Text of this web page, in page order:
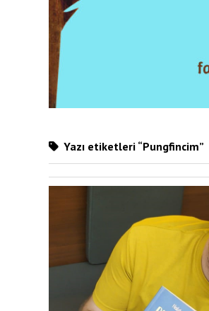
Yazı etiketleri “Pungfincim”